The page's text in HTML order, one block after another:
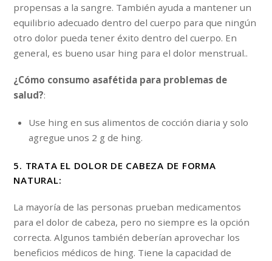
propensas a la sangre. También ayuda a mantener un
equilibrio adecuado dentro del cuerpo para que ningún
otro dolor pueda tener éxito dentro del cuerpo. En
general, es bueno usar hing para el dolor menstrual..
¿Cómo consumo asafétida para problemas de
salud?:
Use hing en sus alimentos de cocción diaria y solo
agregue unos 2 g de hing.
5. TRATA EL DOLOR DE CABEZA DE FORMA
NATURAL:
La mayoría de las personas prueban medicamentos
para el dolor de cabeza, pero no siempre es la opción
correcta. Algunos también deberían aprovechar los
beneficios médicos de hing. Tiene la capacidad de